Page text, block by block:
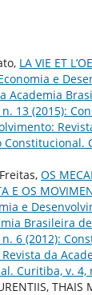
LA VIE ET
e
Academia
13 (2015):
OS
E OS
e
Brasileira
6 (2012):
da
Curitiba, v. 4,
THAIS